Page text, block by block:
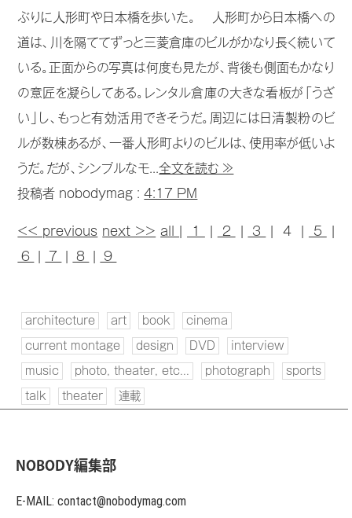
ぶりに人形町や日本橋を歩いた。 人形町から日本橋への
道は、川を隔ててずっと三菱倉庫のビルがかなり長く続いて
いる。正面からの写真は何度も見たが、背後も側面もかなり
の意匠を凝らしてある。レンタル倉庫の大きな看板が「うざ
い」し、もっと有効活用できそうだ。周辺には日清製粉のビ
ルが数棟あるが、一番人形町よりのビルは、使用率が低いよ
うだ。だが、シンプルなモ...全文を読む ≫
投稿者 nobodymag :4:17 PM
<< previous next >> all 1 2 3 | 4 | 5
6
7 8 9
architecture art book cinema
current montage design DVD interview
music photo, theater, etc... photograph sports
talk theater 連載
NOBODY編集部
E-MAIL: contact@nobodymag.com